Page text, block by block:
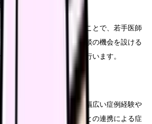
導・助言体制を整備することで、若手医師
。定期的な面談や症例相談の機会を設ける
く精神面でのサポートも行います。
トワーク構築を通じて、幅広い症例経験や
提供します。特に、病院との連携による症